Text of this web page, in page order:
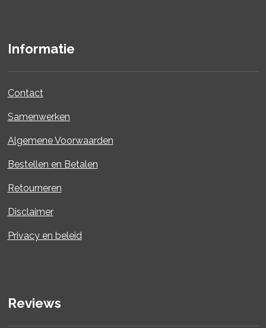
Informatie
Contact
Samenwerken
Algemene Voorwaarden
Bestellen en Betalen
Retourneren
Disclaimer
Privacy en beleid
Reviews